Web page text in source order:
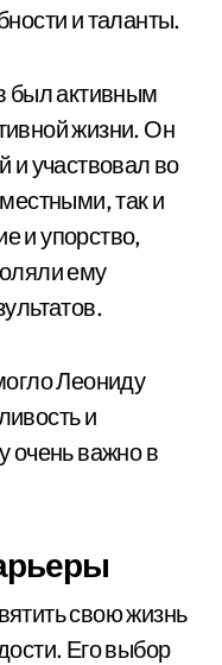
и таланты.
был активным
жизни. Он
и участвовал во
так и
и упорство,
ему
Леониду
и
очень важно в
свою жизнь
Его выбор